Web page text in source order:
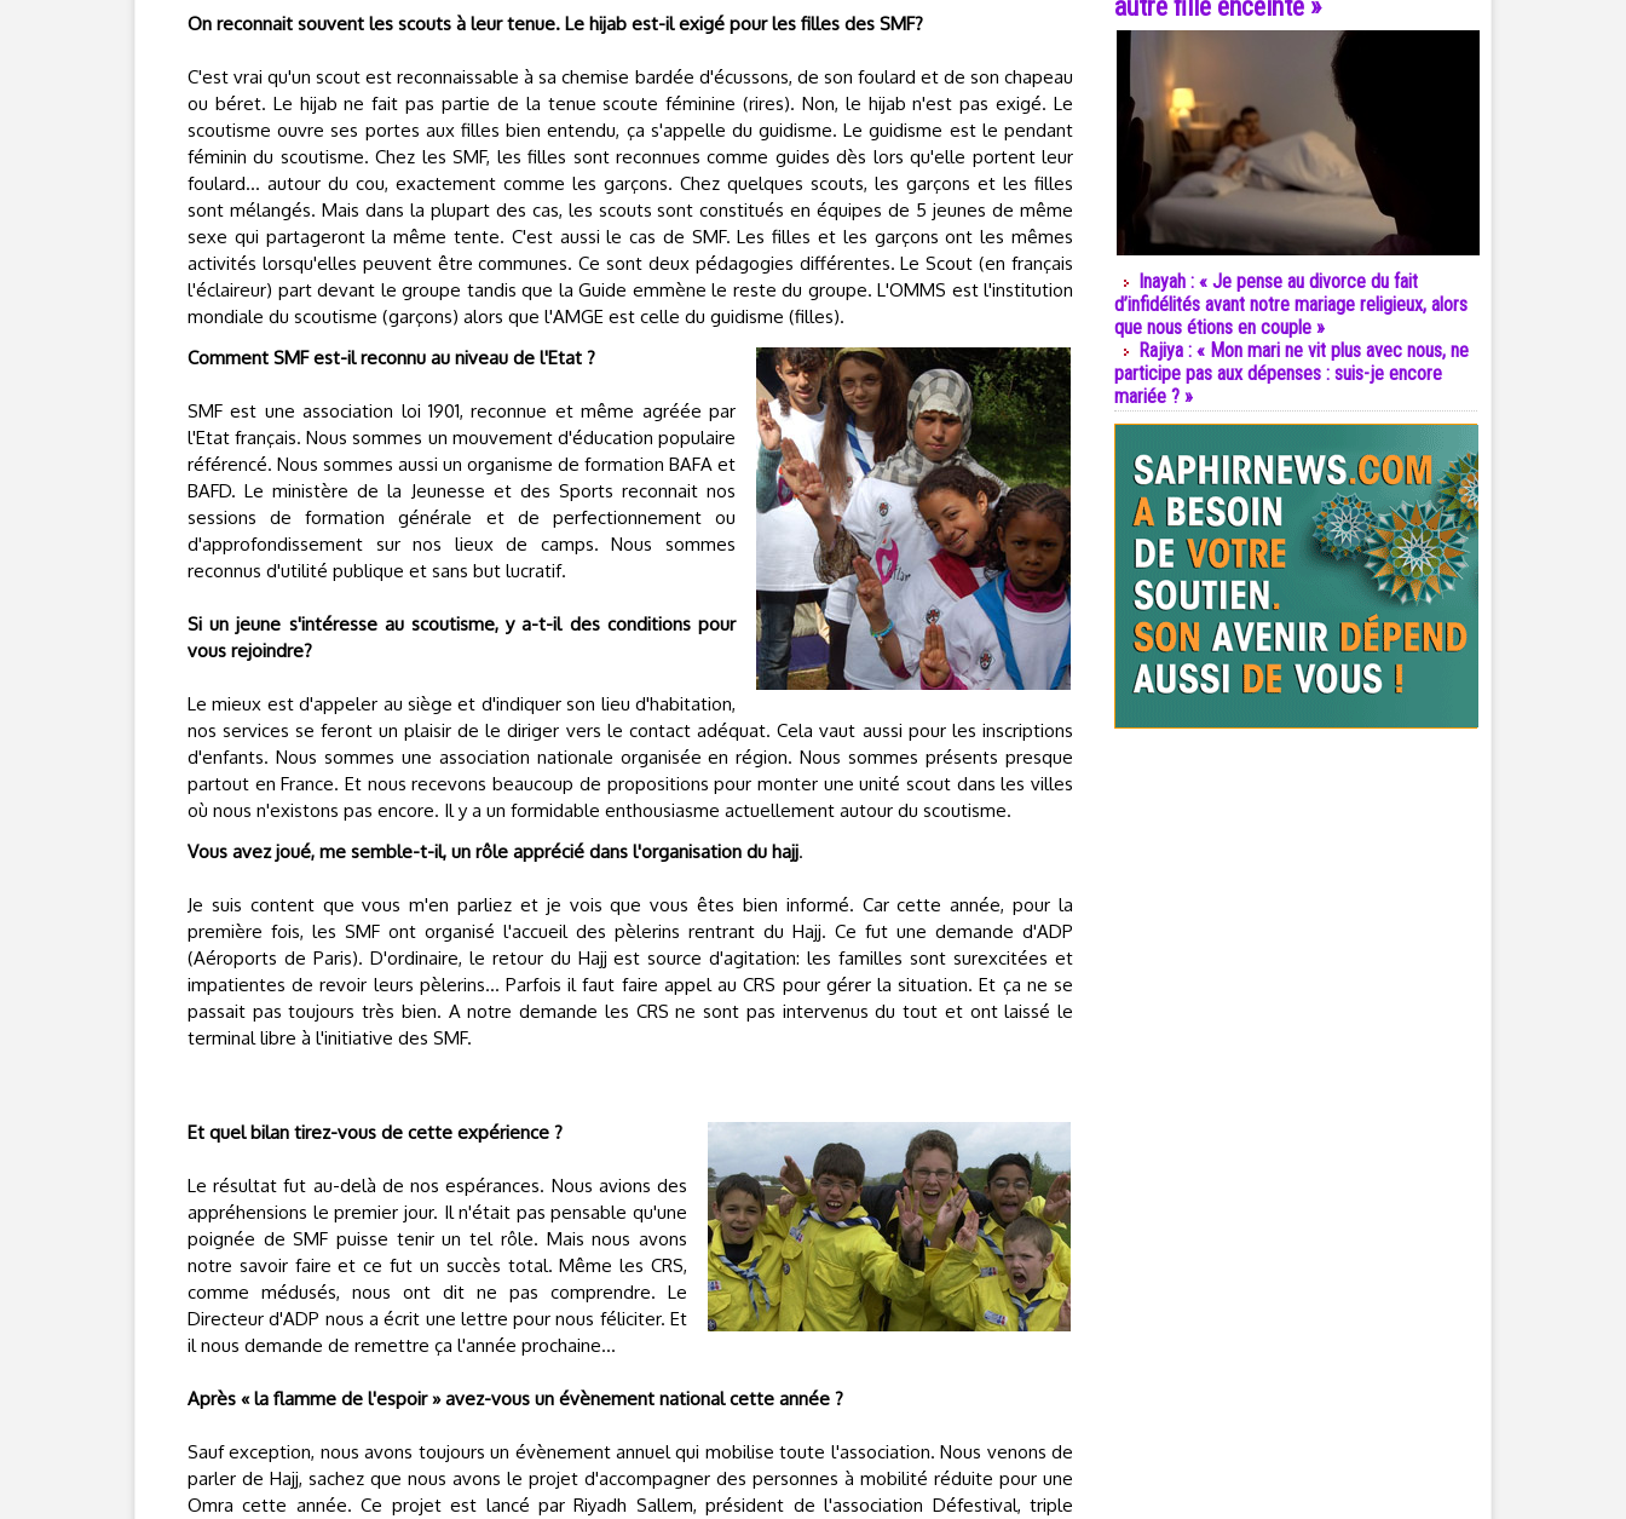
On reconnait souvent les scouts à leur tenue. Le hijab est-il exigé pour les filles des SMF?
C'est vrai qu'un scout est reconnaissable à sa chemise bardée d'écussons, de son foulard et de son chapeau
ou béret. Le hijab ne fait pas partie de la tenue scoute féminine (rires). Non, le hijab n'est pas exigé. Le
scoutisme ouvre ses portes aux filles bien entendu, ça s'appelle du guidisme. Le guidisme est le pendant
féminin du scoutisme. Chez les SMF, les filles sont reconnues comme guides dès lors qu'elle portent leur
foulard... autour du cou, exactement comme les garçons. Chez quelques scouts, les garçons et les filles
sont mélangés. Mais dans la plupart des cas, les scouts sont constitués en équipes de 5 jeunes de même
sexe qui partageront la même tente. C'est aussi le cas de SMF. Les filles et les garçons ont les mêmes
activités lorsqu'elles peuvent être communes. Ce sont deux pédagogies différentes. Le Scout (en français
l'éclaireur) part devant le groupe tandis que la Guide emmène le reste du groupe. L'OMMS est l'institution
mondiale du scoutisme (garçons) alors que l'AMGE est celle du guidisme (filles).
Comment SMF est-il reconnu au niveau de l'Etat ?
SMF est une association loi 1901, reconnue et même agréée par
l'Etat français. Nous sommes un mouvement d'éducation populaire
référencé. Nous sommes aussi un organisme de formation BAFA et
BAFD. Le ministère de la Jeunesse et des Sports reconnait nos
sessions de formation générale et de perfectionnement ou
d'approfondissement sur nos lieux de camps. Nous sommes
reconnus d'utilité publique et sans but lucratif.
Si un jeune s'intéresse au scoutisme, y a-t-il des conditions pour
vous rejoindre?
Le mieux est d'appeler au siège et d'indiquer son lieu d'habitation,
nos services se feront un plaisir de le diriger vers le contact adéquat. Cela vaut aussi pour les inscriptions
d'enfants. Nous sommes une association nationale organisée en région. Nous sommes présents presque
partout en France. Et nous recevons beaucoup de propositions pour monter une unité scout dans les villes
où nous n'existons pas encore. Il y a un formidable enthousiasme actuellement autour du scoutisme.
Vous avez joué, me semble-t-il, un rôle apprécié dans l'organisation du hajj.
Je suis content que vous m'en parliez et je vois que vous êtes bien informé. Car cette année, pour la
première fois, les SMF ont organisé l'accueil des pèlerins rentrant du Hajj. Ce fut une demande d'ADP
(Aéroports de Paris). D'ordinaire, le retour du Hajj est source d'agitation: les familles sont surexcitées et
impatientes de revoir leurs pèlerins... Parfois il faut faire appel au CRS pour gérer la situation. Et ça ne se
passait pas toujours très bien. A notre demande les CRS ne sont pas intervenus du tout et ont laissé le
terminal libre à l'initiative des SMF.
Et quel bilan tirez-vous de cette expérience ?
Le résultat fut au-delà de nos espérances. Nous avions des
appréhensions le premier jour. Il n'était pas pensable qu'une
poignée de SMF puisse tenir un tel rôle. Mais nous avons
notre savoir faire et ce fut un succès total. Même les CRS,
comme médusés, nous ont dit ne pas comprendre. Le
Directeur d'ADP nous a écrit une lettre pour nous féliciter. Et
il nous demande de remettre ça l'année prochaine...
Après « la flamme de l'espoir » avez-vous un évènement national cette année ?
Sauf exception, nous avons toujours un évènement annuel qui mobilise toute l'association. Nous venons de
parler de Hajj, sachez que nous avons le projet d'accompagner des personnes à mobilité réduite pour une
Omra cette année. Ce projet est lancé par Riyadh Sallem, président de l'association Défestival, triple
autre fille enceinte »
Inayah : « Je pense au divorce du fait
d’infidélités avant notre mariage religieux, alors
que nous étions en couple »
Rajiya : « Mon mari ne vit plus avec nous, ne
participe pas aux dépenses : suis-je encore
mariée ? »